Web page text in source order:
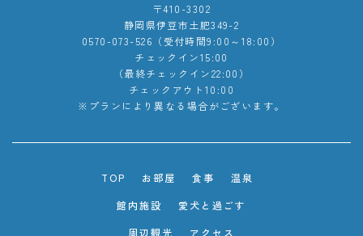
〒410-3302
静岡県伊豆市土肥349-2
0570-073-526（受付時間9:00～18:00）
チェックイン15:00
（最終チェックイン22:00）
チェックアウト10:00
※プランにより異なる場合がございます。
TOP お部屋 食事
温泉
館内施設
愛犬と過ごす
周辺観光
アクセス